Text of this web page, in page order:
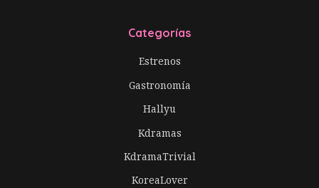
Categorías
Estrenos
Gastronomía
Hallyu
Kdramas
KdramaTrivial
KoreaLover